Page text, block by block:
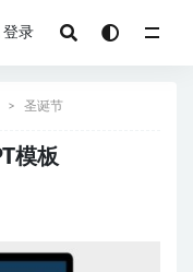
登录
圣诞节
模板